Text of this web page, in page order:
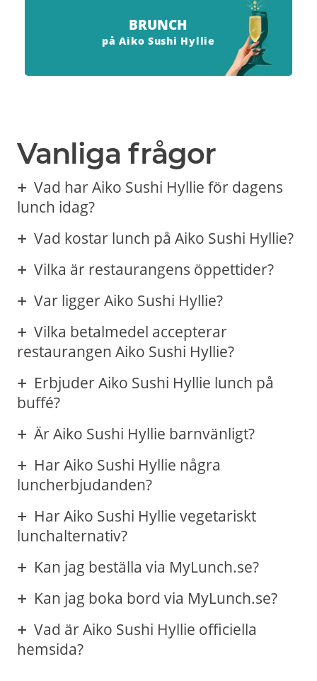
BRUNCH
på Aiko Sushi Hyllie
Vanliga frågor
Vad har Aiko Sushi Hyllie för dagens
lunch idag?
Vad kostar lunch på Aiko Sushi Hyllie?
Vilka är restaurangens öppettider?
Var ligger Aiko Sushi Hyllie?
Vilka betalmedel accepterar
restaurangen Aiko Sushi Hyllie?
Erbjuder Aiko Sushi Hyllie lunch på
buffé?
Är Aiko Sushi Hyllie barnvänligt?
Har Aiko Sushi Hyllie några
luncherbjudanden?
Har Aiko Sushi Hyllie vegetariskt
lunchalternativ?
Kan jag beställa via MyLunch.se?
Kan jag boka bord via MyLunch.se?
Vad är Aiko Sushi Hyllie officiella
hemsida?